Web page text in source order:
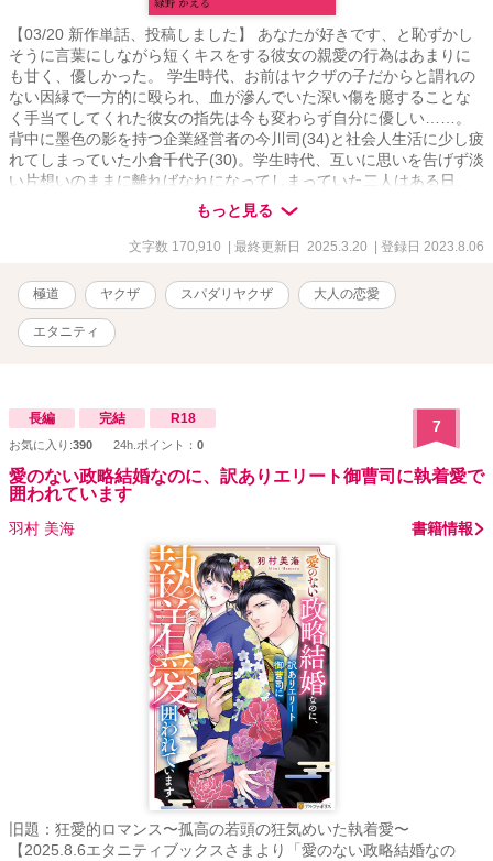
【03/20 新作単話、投稿しました】 あなたが好きです、と恥ずかし
そうに言葉にしながら短くキスをする彼女の親愛の行為はあまりに
も甘く、優しかった。 学生時代、お前はヤクザの子だからと謂れの
ない因縁で一方的に殴られ、血が滲んでいた深い傷を臆することな
く手当てしてくれた彼女の指先は今も変わらず自分に優しい……。
背中に墨色の影を持つ企業経営者の今川司(34)と社会人生活に少し疲
れてしまっていた小倉千代子(30)。学生時代、互いに思いを告げず淡
い片想いのままに離ればなれになってしまっていた二人はある日、
十数年ぶりに再会をする。 甘えて甘やかされて、時には切なく、落
ち着いた大人同士の穏やかで静かな、ちょっぴり艶のある恋模様で
す。 (R-18シーンがあるページには※マーク) (ムーンライトノベル
もっと見る
文字数 170,910 | 最終更新日 2025.3.20 | 登録日 2023.8.06
極道 ヤクザ スパダリヤクザ 大人の恋愛
エタニティ
長編 完結 R18
お気に入り:390 24h.ポイント： 0
7
愛のない政略結婚なのに、訳ありエリート御曹司に執着愛で
囲われています
羽村 美海 書籍情報
旧題：狂愛的ロマンス〜孤高の若頭の狂気めいた執着愛〜
【2025.8.6エタニティブックスさまより「愛のない政略結婚なの